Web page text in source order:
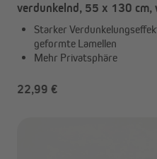
verdunkelnd, 55 x 130 cm,
Starker
geformte Lamellen
Mehr Privatsphäre
22,99 €